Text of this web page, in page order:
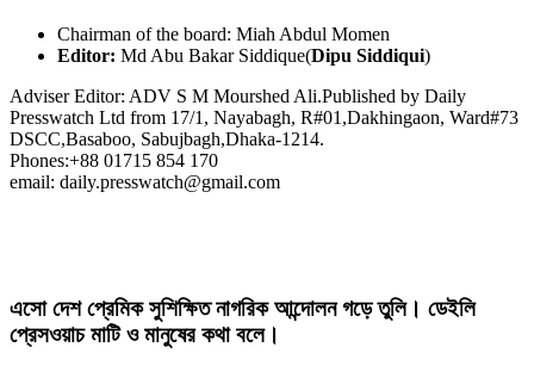
Chairman of the board: Miah Abdul Momen
Editor: Md Abu Bakar Siddique(Dipu Siddiqui)
Adviser Editor: ADV S M Mourshed Ali.Published by Daily
Presswatch Ltd from 17/1, Nayabagh, R#01,Dakhingaon, Ward#73
DSCC,Basaboo, Sabujbagh,Dhaka-1214.
Phones:+88 01715 854 170
email: daily.presswatch@gmail.com
এসো দেশ প্রেমিক সুশিক্ষিত নাগরিক আন্দোলন গড়ে তুলি। ডেইলি
প্রেসওয়াচ মাটি ও মানুষের কথা বলে।